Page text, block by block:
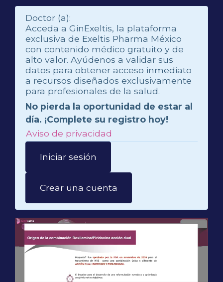
Doctor (a):
Acceda a GinExeltis, la plataforma
exclusiva de Exeltis Pharma México
con contenido médico gratuito y de
alto valor. Ayúdenos a validar sus
datos para obtener acceso inmediato
a recursos diseñados exclusivamente
para profesionales de la salud.
No pierda la oportunidad de estar al
día. ¡Complete su registro hoy!
Aviso de privacidad
Iniciar sesión
Crear una cuenta